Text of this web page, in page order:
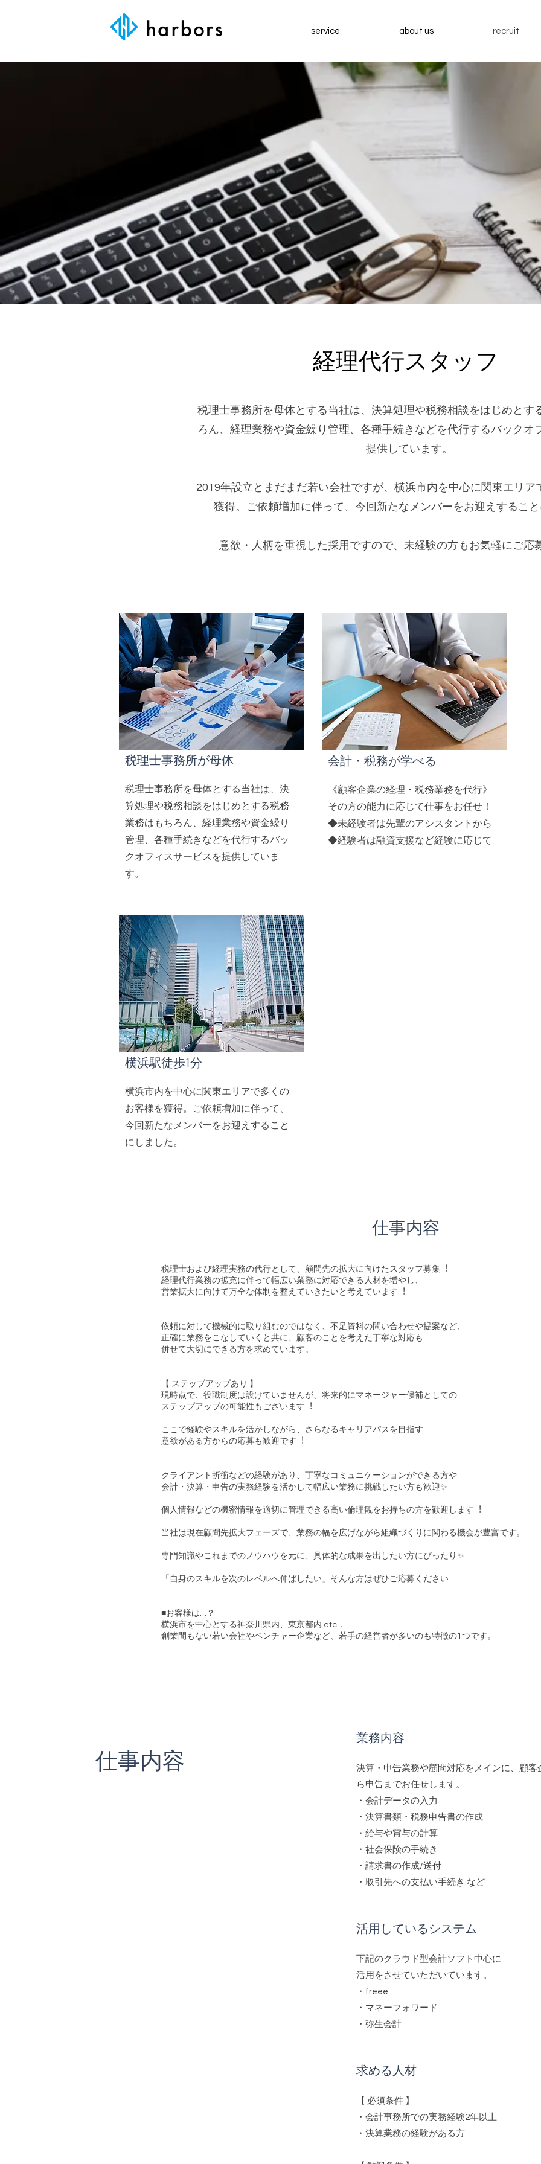
service about us recruit
経理代行スタッフ
税理士事務所を母体とする当社は、決算処理や税務相談をはじめとす
ろん、経理業務や資金繰り管理、各種手続きなどを代行するバックオ
提供しています。
2019年設立とまだまだ若い会社ですが、横浜市内を中心に関東エリア
獲得。ご依頼増加に伴って、今回新たなメンバーをお迎えすること
意欲・人柄を重視した採用ですので、未経験の方もお気軽にご応
​税理士事務所が母体
税理士事務所を母体とする当社は、決
算処理や税務相談をはじめとする税務
業務はもちろん、経理業務や資金繰り
管理、各種手続きなどを代行するバッ
クオフィスサービスを提供していま
す。
会計・税務が学べる
《顧客企業の経理・税務業務を代行》
その方の能力に応じて仕事をお任せ！
◆未経験者は先輩のアシスタントから
◆経験者は融資支援など経験に応じて
横浜駅徒歩1分
横浜市内を中心に関東エリアで多くの
お客様を獲得。ご依頼増加に伴って、
今回新たなメンバーをお迎えすること
にしました。
​仕事内容
税理⼠および経理実務の代⾏として、顧問先の拡⼤に向けたスタッフ募集︕
経理代⾏業務の拡充に伴って幅広い業務に対応できる⼈材を増やし、
営業拡⼤に向けて万全な体制を整えていきたいと考えています︕
依頼に対して機械的に取り組むのではなく、不⾜資料の問い合わせや提案など、
正確に業務をこなしていくと共に、顧客のことを考えた丁寧な対応も
併せて⼤切にできる⽅を求めています。
【 ステップアップあり 】
現時点で、役職制度は設けていませんが、将来的にマネージャー候補としての
ステップアップの可能性もございます︕
ここで経験やスキルを活かしながら、さらなるキャリアパスを⽬指す
意欲がある⽅からの応募も歓迎です︕
クライアント折衝などの経験があり、丁寧なコミュニケーションができる⽅や
会計・決算・申告の実務経験を活かして幅広い業務に挑戦したい⽅も歓迎✨
個⼈情報などの機密情報を適切に管理できる⾼い倫理観をお持ちの⽅を歓迎します︕
当社は現在顧問先拡⼤フェーズで、業務の幅を広げながら組織づくりに関わる機会が豊富です。
専⾨知識やこれまでのノウハウを元に、具体的な成果を出したい⽅にぴったり✨
「⾃⾝のスキルを次のレベルへ伸ばしたい」そんな⽅はぜひご応募ください
■お客様は…？
横浜市を中心とする神奈川県内、東京都内 etc．
創業間もない若い会社やベンチャー企業など、若手の経営者が多いのも特徴の1つです。
仕事内容
業務内容
決算・申告業務や顧問対応をメインに、顧客
ら申告までお任せします。
・会計データの⼊⼒
・決算書類・税務申告書の作成
・給与や賞与の計算
・社会保険の⼿続き
・請求書の作成/送付
・取引先への⽀払い⼿続き など
活用しているシステム
下記のクラウド型会計ソフト中⼼に
活⽤をさせていただいています。
・freee
・マネーフォワード
・弥⽣会計
求める人材
【 必須条件 】
・会計事務所での実務経験2年以上
・決算業務の経験がある⽅